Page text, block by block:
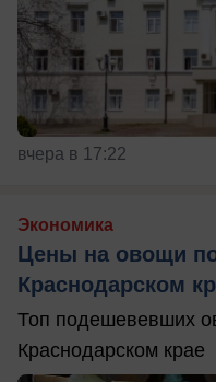
вчера в 17:22
Экономика
Цены на овощи
Краснодарском
Топ подешевевших
Краснодарском крае